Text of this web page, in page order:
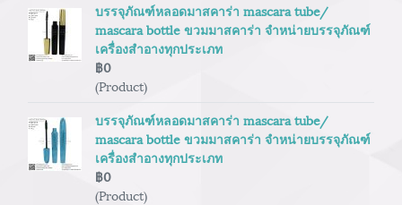
บรรจุภัณฑ์หลอดมาสคาร่า mascara tube/
mascara bottle ขวมมาสคาร่า จำหน่ายบรรจุภัณฑ์
เครื่องสำอางทุกประเภท
฿0
(Product)
บรรจุภัณฑ์หลอดมาสคาร่า mascara tube/
mascara bottle ขวมมาสคาร่า จำหน่ายบรรจุภัณฑ์
เครื่องสำอางทุกประเภท
฿0
(Product)